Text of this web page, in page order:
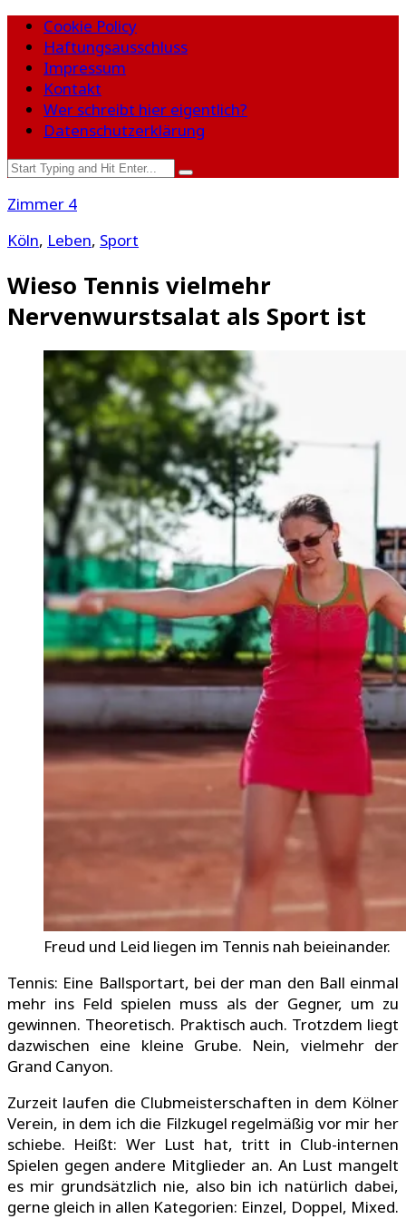
Cookie Policy
Haftungsausschluss
Impressum
Kontakt
Wer schreibt hier eigentlich?
Datenschutzerklärung
Zimmer 4
Köln, Leben, Sport
Wieso Tennis vielmehr
Nervenwurstsalat als Sport ist
Freud und Leid liegen im Tennis nah beieinander.
Tennis: Eine Ballsportart, bei der man den Ball einmal
mehr ins Feld spielen muss als der Gegner, um zu
gewinnen. Theoretisch. Praktisch auch. Trotzdem liegt
dazwischen eine kleine Grube. Nein, vielmehr der
Grand Canyon.
Zurzeit laufen die Clubmeisterschaften in dem Kölner
Verein, in dem ich die Filzkugel regelmäßig vor mir her
schiebe. Heißt: Wer Lust hat, tritt in Club-internen
Spielen gegen andere Mitglieder an. An Lust mangelt
es mir grundsätzlich nie, also bin ich natürlich dabei,
gerne gleich in allen Kategorien: Einzel, Doppel, Mixed.